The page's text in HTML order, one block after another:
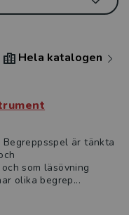
Hela katalogen
är tänkta
som läsövning
olika begrep...